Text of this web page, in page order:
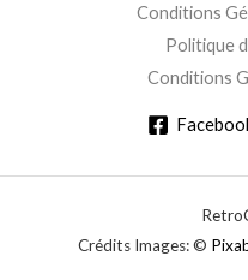
Conditions
Politique
Conditions
Crédits Images: ©